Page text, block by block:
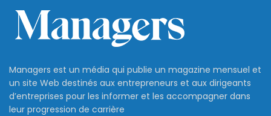
Managers est un média qui publie un magazine mensuel et
un site Web destinés aux entrepreneurs et aux dirigeants
d’entreprises pour les informer et les accompagner dans
leur progression de carrière